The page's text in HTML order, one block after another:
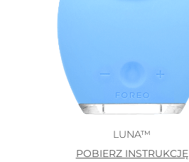
LUNA™
POBIERZ INSTRUKCJĘ